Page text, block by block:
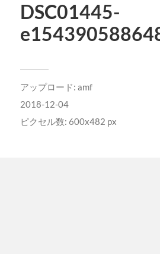
DSC01445-
アップロード: amf
2018-12-04
ピクセル数: 600x482 px